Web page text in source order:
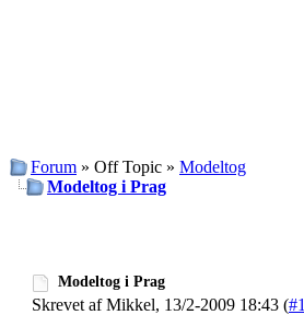
Forum » Off Topic » Modeltog
Modeltog i Prag
Modeltog i Prag
Skrevet af Mikkel, 13/2-2009 18:43 (#1